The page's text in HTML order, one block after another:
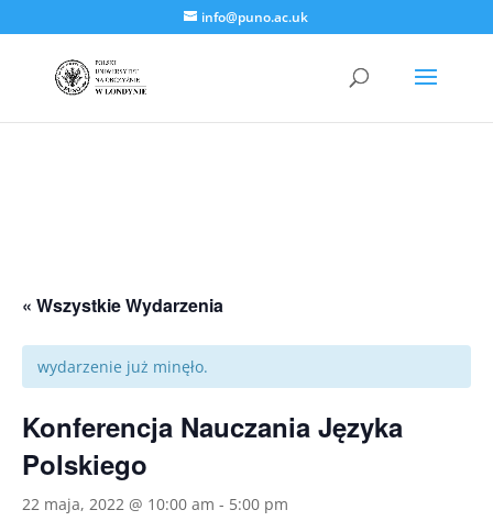
info@puno.ac.uk
« Wszystkie Wydarzenia
wydarzenie już minęło.
Konferencja Nauczania Języka
Polskiego
22 maja, 2022 @ 10:00 am - 5:00 pm